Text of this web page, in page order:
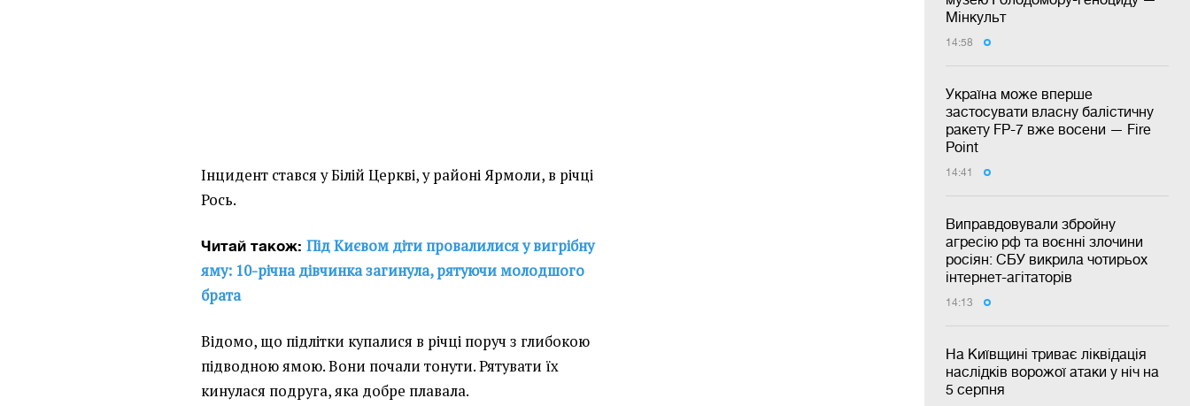
Мінкульт
14:58
Україна може вперше
застосувати власну балістичну
ракету FP-7 вже восени — Fire
Point
14:41
Виправдовували збройну
агресію рф та воєнні злочини
росіян: СБУ викрила чотирьох
інтернет-агітаторів
14:13
На Київщині триває ліквідація
наслідків ворожої атаки у ніч на
5 серпня
Інцидент стався у Білій Церкві, у районі Ярмоли, в річці
Рось.
Читай також:Під Києвом діти провалилися у вигрібну
яму: 10-річна дівчинка загинула, рятуючи молодшого
брата
Відомо, що підлітки купалися в річці поруч з глибокою
підводною ямою. Вони почали тонути. Рятувати їх
кинулася подруга, яка добре плавала.